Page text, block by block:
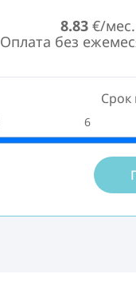
8.83€/мес.
Оплата без
Срок
6